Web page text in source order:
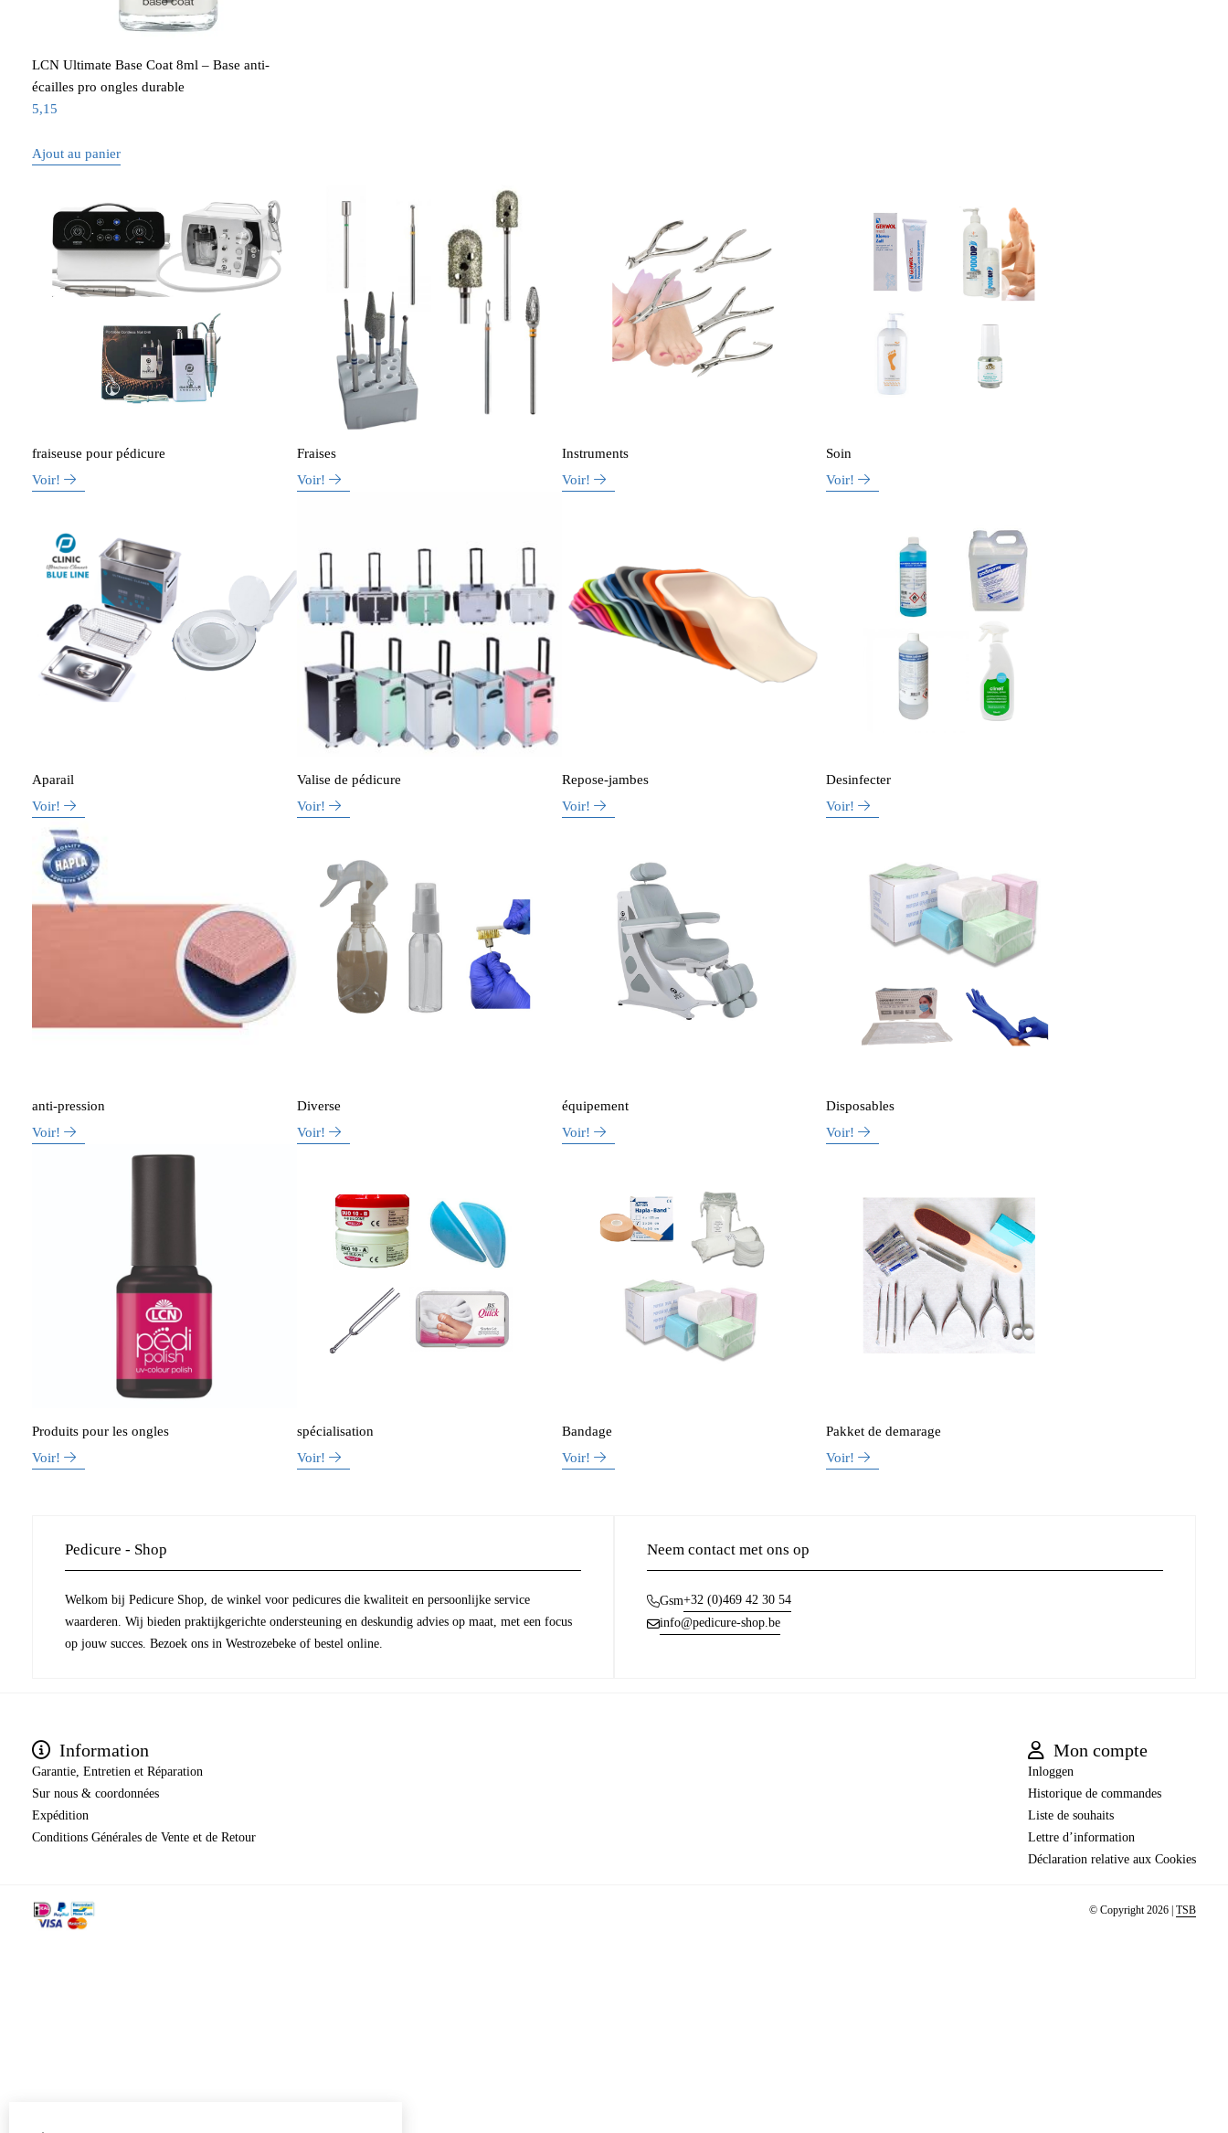
LCN Ultimate Base Coat 8ml – Base anti-
écailles pro ongles durable
5,15
Ajout au panier
fraiseuse pour pédicure
Voir!
Fraises
Voir!
Instruments
Voir!
Soin
Voir!
Aparail
Voir!
Valise de pédicure
Voir!
Repose-jambes
Voir!
Desinfecter
Voir!
anti-pression
Voir!
Diverse
Voir!
équipement
Voir!
Disposables
Voir!
Produits pour les ongles
Voir!
spécialisation
Voir!
Bandage
Voir!
Pakket de demarage
Voir!
Pedicure - Shop
Welkom bij Pedicure Shop, de winkel voor pedicures die kwaliteit en persoonlijke service
waarderen. Wij bieden praktijkgerichte ondersteuning en deskundig advies op maat, met een focus
op jouw succes. Bezoek ons in Westrozebeke of bestel online.
Neem contact met ons op
Gsm+32 (0)469 42 30 54
info@pedicure-shop.be
Information
Garantie, Entretien et Réparation
Sur nous & coordonnées
Expédition
​​​​​​​Conditions Générales de Vente et de Retour
Mon compte
Inloggen
Historique de commandes
Liste de souhaits
Lettre d’information
Déclaration relative aux Cookies
© Copyright 2026 | TSB